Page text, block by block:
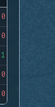
0
0
1
0
0